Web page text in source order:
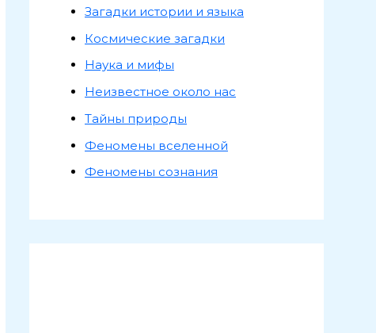
Загадки истории и языка
Космические загадки
Наука и мифы
Неизвестное около нас
Тайны природы
Феномены вселенной
Феномены сознания